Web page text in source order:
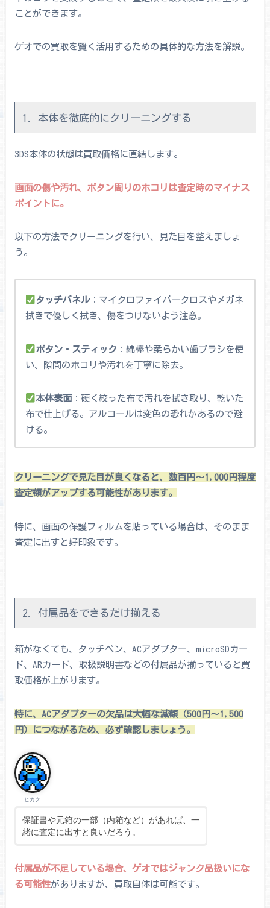
ことができます。
ゲオでの買取を賢く活用するための具体的な方法を解説。
1. 本体を徹底的にクリーニングする
3DS本体の状態は買取価格に直結します。
画面の傷や汚れ、ボタン周りのホコリは査定時のマイナス
ポイントに。
以下の方法でクリーニングを行い、見た目を整えましょ
う。
タッチパネル：マイクロファイバークロスやメガネ
拭きで優しく拭き、傷をつけないよう注意。
ボタン・スティック ：綿棒や柔らかい歯ブラシを使
い、隙間のホコリや汚れを丁寧に除去。
本体表面：硬く絞った布で汚れを拭き取り、乾いた
布で仕上げる。アルコールは変色の恐れがあるので避
ける。
クリーニングで見た目が良くなると、数百円～1,000円程度
査定額がアップする可能性があります。
特に、画面の保護フィルムを貼っている場合は、そのまま
査定に出すと好印象です。
2. 付属品をできるだけ揃える
箱がなくても、タッチペン、ACアダプター、microSDカー
ド、ARカード、取扱説明書などの付属品が揃っていると買
取価格が上がります。
特に、ACアダプターの欠品は大幅な減額（500円～1,500
円）につながるため、必ず確認しましょう。
ヒカク
保証書や元箱の一部（内箱など）があれば、一
緒に査定に出すと良いだろう。
付属品が不足している場合、ゲオではジャンク品扱いにな
る可能性がありますが、買取自体は可能です。